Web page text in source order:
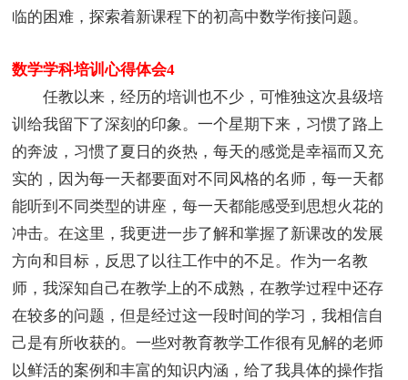
临的困难，探索着新课程下的初高中数学衔接问题。
数学学科培训心得体会4
任教以来，经历的培训也不少，可惟独这次县级培
训给我留下了深刻的印象。一个星期下来，习惯了路上
的奔波，习惯了夏日的炎热，每天的感觉是幸福而又充
实的，因为每一天都要面对不同风格的名师，每一天都
能听到不同类型的讲座，每一天都能感受到思想火花的
冲击。在这里，我更进一步了解和掌握了新课改的发展
方向和目标，反思了以往工作中的不足。作为一名教
师，我深知自己在教学上的不成熟，在教学过程中还存
在较多的问题，但是经过这一段时间的学习，我相信自
己是有所收获的。一些对教育教学工作很有见解的老师
以鲜活的案例和丰富的知识内涵，给了我具体的操作指